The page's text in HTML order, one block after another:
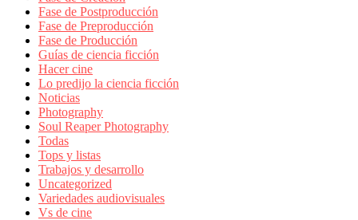
Fase de Postproducción
Fase de Preproducción
Fase de Producción
Guías de ciencia ficción
Hacer cine
Lo predijo la ciencia ficción
Noticias
Photography
Soul Reaper Photography
Todas
Tops y listas
Trabajos y desarrollo
Uncategorized
Variedades audiovisuales
Vs de cine